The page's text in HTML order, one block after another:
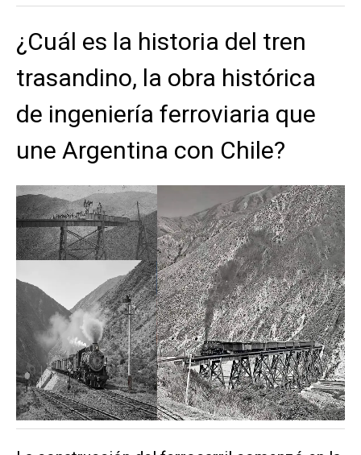
¿Cuál es la historia del tren
trasandino, la obra histórica
de ingeniería ferroviaria que
une Argentina con Chile?